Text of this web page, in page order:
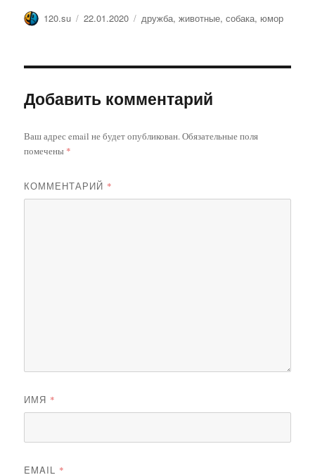
Автор
120.su Опубликовано
22.01.2020 Метки
дружба,животные,собака, юмор
Добавить комментарий
Ваш адрес email не будет опубликован.Обязательные поля
помечены *
КОММЕНТАРИЙ *
ИМЯ *
EMAIL *